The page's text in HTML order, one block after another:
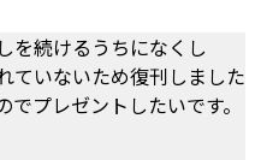
を続けるうちになくし
ていないため復刊しました
プレゼントしたいです。